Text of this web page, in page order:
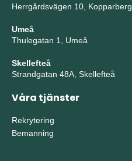
Herrgårdsvägen 10, Kopparberg
Umeå
Thulegatan 1, Umeå
Skellefteå
Strandgatan 48A, Skellefteå
Våra tjänster
Rekrytering
Bemanning